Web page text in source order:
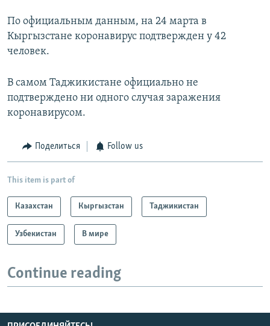
По официальным данным, на 24 марта в
Кыргызстане коронавирус подтвержден у 42
человек.
В самом Таджикистане официально не
подтверждено ни одного случая заражения
коронавирусом.
Поделиться Follow us
This item is part of
Казахстан Кыргызстан Таджикистан
Узбекистан В мире
Continue reading